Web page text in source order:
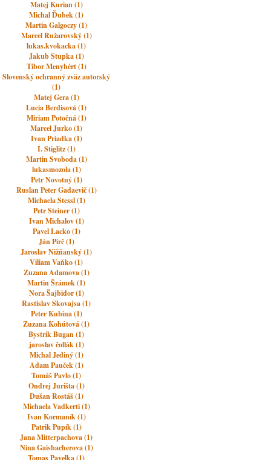
Matej Kurian (1)
Michal Ďubek (1)
Martin Galgoczy (1)
Marcel Ružarovský (1)
lukas.kvokacka (1)
Jakub Stupka (1)
Tibor Menyhért (1)
Slovenský ochranný zväz autorský
(1)
Matej Gera (1)
Lucia Berdisová (1)
Miriam Potočná (1)
Marcel Jurko (1)
Ivan Priadka (1)
I. Stiglitz (1)
Martin Svoboda (1)
lukasmozola (1)
Petr Novotný (1)
Ruslan Peter Gadaevič (1)
Michaela Stessl (1)
Petr Steiner (1)
Ivan Michalov (1)
Pavel Lacko (1)
Ján Pirč (1)
Jaroslav Nižňanský (1)
Viliam Vaňko (1)
Zuzana Adamova (1)
Martin Šrámek (1)
Nora Šajbidor (1)
Rastislav Skovajsa (1)
Peter Kubina (1)
Zuzana Kohútová (1)
Bystrik Bugan (1)
jaroslav čollák (1)
Michal Jediný (1)
Adam Pauček (1)
Tomáš Pavlo (1)
Ondrej Jurišta (1)
Dušan Rostáš (1)
Michaela Vadkerti (1)
Ivan Kormaník (1)
Patrik Pupík (1)
Jana Mitterpachova (1)
Nina Gaisbacherova (1)
Tomas Pavelka (1)